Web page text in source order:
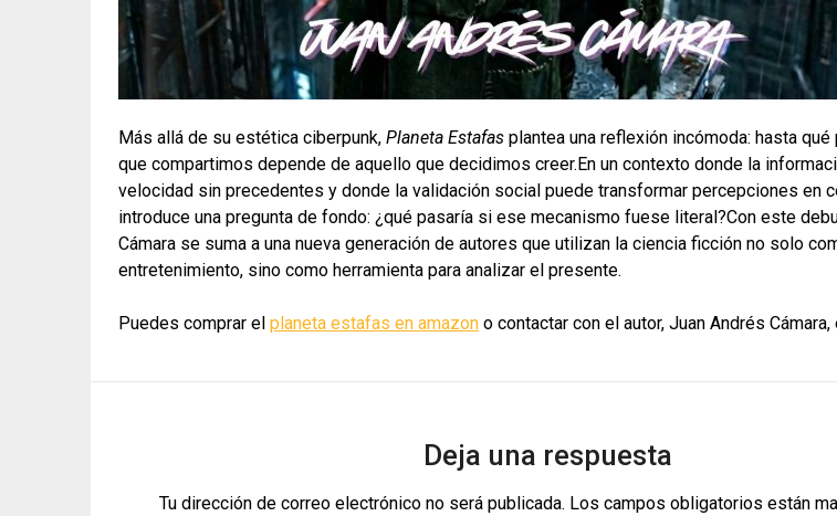
Más allá de su estética ciberpunk, Planeta Estafas plantea una reflexión incómoda: hasta
que compartimos depende de aquello que decidimos creer.En un contexto donde la
velocidad sin precedentes y donde la validación social puede transformar percepciones en
introduce una pregunta de fondo: ¿qué pasaría si ese mecanismo fuese literal?Con este
Cámara se suma a una nueva generación de autores que utilizan la ciencia ficción no solo
entretenimiento, sino como herramienta para analizar el presente.
Puedes comprar el planeta estafas en amazon o contactar con el autor, Juan Andrés Cámara,
Deja una respuesta
Tu dirección de correo electrónico no será publicada. Los campos obligatorios están